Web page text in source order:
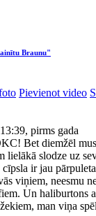
Braunu"
Pievienot video
pirms gada
Bet diemžēl
lielākā slodze uz
cīpsla ir jau
viņiem, neesmu
Un haliburtons
man viņa